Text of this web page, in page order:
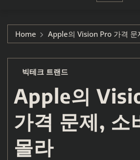
Home Apple의 Vision Pro 가격 문
빅테크 트랜드
Apple의
가격 문제, 소
몰라